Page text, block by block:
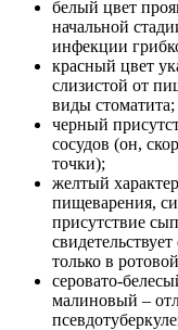
белый цвет
начальной
инфекции
красный цвет
слизистой от
виды стоматита;
черный
сосудов (он,
точки);
желтый
пищеварения,
присутствие
только в
серовато-
малиновый –